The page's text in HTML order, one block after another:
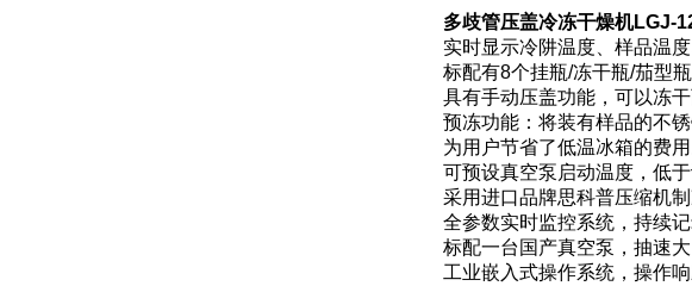
多歧管压盖冷冻干燥机LGJ-
实时显示冷阱温度、样品温
标配有8个挂瓶/冻干瓶/茄型
具有手动压盖功能，可以冻
预冻功能：将装有样品的不
为用户节省了低温冰箱的费用
可预设真空泵启动温度，低
采用进口品牌思科普压缩机
全参数实时监控系统，持续
标配一台国产真空泵，抽速
工业嵌入式操作系统，操作